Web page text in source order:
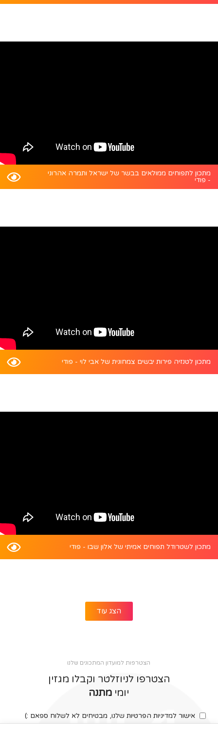
מתכון לתפוחים ממולאים בבשר של ישראל ותמרה אהרוני
- פודי
מתכון לטנזיה פירות יבשים צמחונית של אבי לוי - פודי
מתכון לשטרודל תפוחים אמיתי של אלון שבו - פודי
הצג עוד
הצטרפות למועדון המתכונים שלנו
הצטרפו לניוזלטר וקבלו מגזין
יומי מתנה
אישור למדיניות הפרטיות שלנו, מבטיחים לא לשלוח ספאם :)